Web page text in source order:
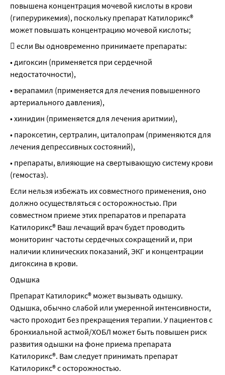
повышена концентрация мочевой кислоты в крови
(гиперурикемия), поскольку препарат Катилорикс®
может повышать концентрацию мочевой кислоты;
 если Вы одновременно принимаете препараты:
• дигоксин (применяется при сердечной
недостаточности),
• верапамил (применяется для лечения повышенного
артериального давления),
• хинидин (применяется для лечения аритмии),
• пароксетин, сертралин, циталопрам (применяются для
лечения депрессивных состояний),
• препараты, влияющие на свертывающую систему крови
(гемостаз).
Если нельзя избежать их совместного применения, оно
должно осуществляться с осторожностью. При
совместном приеме этих препаратов и препарата
Катилорикс® Ваш лечащий врач будет проводить
мониторинг частоты сердечных сокращений и, при
наличии клинических показаний, ЭКГ и концентрации
дигоксина в крови.
Одышка
Препарат Катилорикс® может вызывать одышку.
Одышка, обычно слабой или умеренной интенсивности,
часто проходит без прекращения терапии. У пациентов с
бронхиальной астмой/ХОБЛ может быть повышен риск
развития одышки на фоне приема препарата
Катилорикс®. Вам следует принимать препарат
Катилорикс® с осторожностью.